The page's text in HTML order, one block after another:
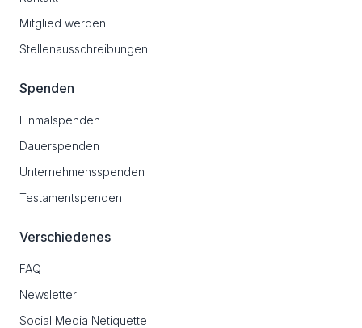
Mitglied werden
Stellenausschreibungen
Spenden
Einmalspenden
Dauerspenden
Unternehmensspenden
Testamentspenden
Verschiedenes
FAQ
Newsletter
Social Media Netiquette